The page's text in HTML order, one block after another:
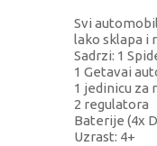
Svi
lako sklapa i
Sadrzi: 1
1 Getavai
1 jedinicu za
2 regulatora
Baterije (4x
Uzrast: 4+